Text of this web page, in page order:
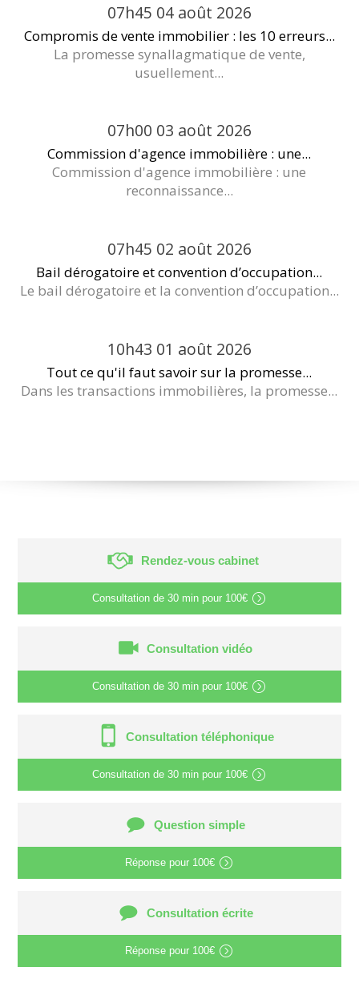
07h45 04 août 2026
Compromis de vente immobilier : les 10 erreurs...
La promesse synallagmatique de vente,
usuellement...
07h00 03 août 2026
Commission d'agence immobilière : une...
Commission d'agence immobilière : une
reconnaissance...
07h45 02 août 2026
Bail dérogatoire et convention d’occupation...
Le bail dérogatoire et la convention d’occupation...
10h43 01 août 2026
Tout ce qu'il faut savoir sur la promesse...
Dans les transactions immobilières, la promesse...
Rendez-vous cabinet
Consultation de 30 min pour 100€
Consultation vidéo
Consultation de 30 min pour 100€
Consultation téléphonique
Consultation de 30 min pour 100€
Question simple
Réponse pour 100€
Consultation écrite
Réponse pour 100€